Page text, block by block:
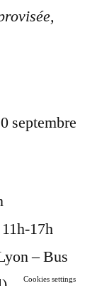
septembre
17h
– Bus
Cookies settings